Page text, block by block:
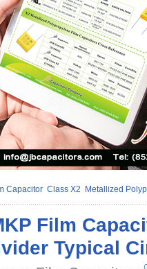
Capacitor Class X2
Metallized
Film
Typical